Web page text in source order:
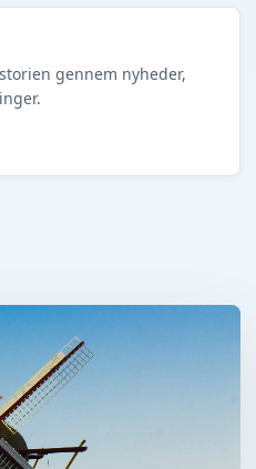
gennem nyheder,